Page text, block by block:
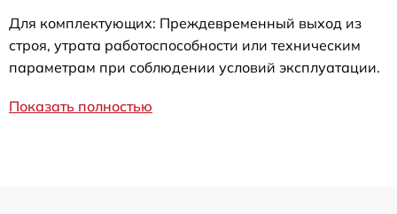
Для комплектующих: Преждевременный выход из
строя, утрата работоспособности или техническим
параметрам при соблюдении условий эксплуатации.
Показать полностью